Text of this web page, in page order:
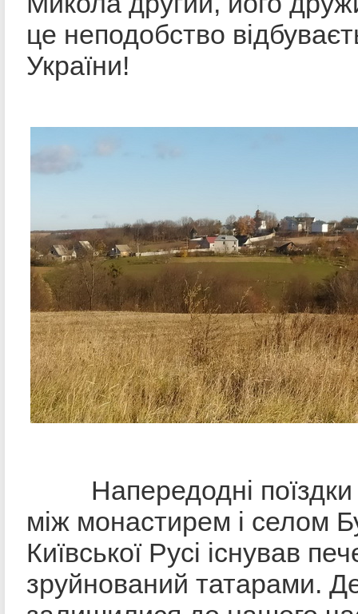
це неподобство
України!
Напередодні поїздки
між монастирем і селом
Київської Русі існував
зруйнований татарами.